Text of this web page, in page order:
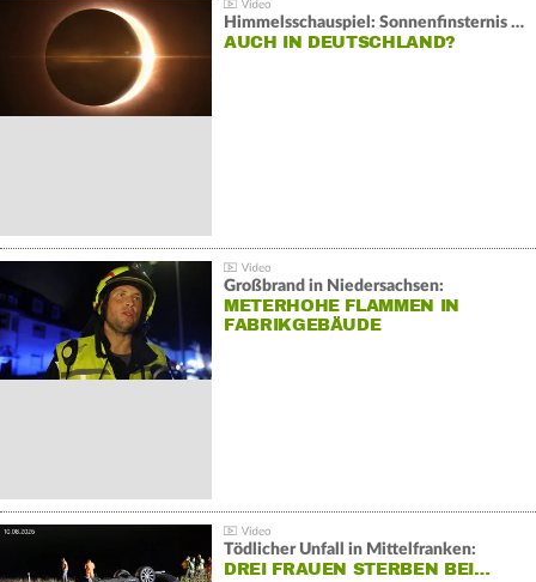
Himmelsschauspiel: Sonnenfinsternis über Spanien
AUCH IN DEUTSCHLAND?
Großbrand in Niedersachsen:
METERHOHE FLAMMEN IN
FABRIKGEBÄUDE
Tödlicher Unfall in Mittelfranken:
DREI FRAUEN STERBEN BEI…